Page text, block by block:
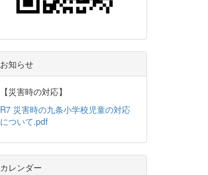
お知らせ
【災害時の対応】
R7 災害時の九条小学校児童の対応
について.pdf
カレンダー